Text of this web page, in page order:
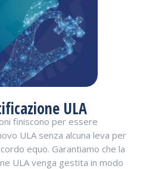
ULA
finiscono per essere
ULA senza alcuna leva per
equo. Garantiamo che la
ULA venga gestita in modo